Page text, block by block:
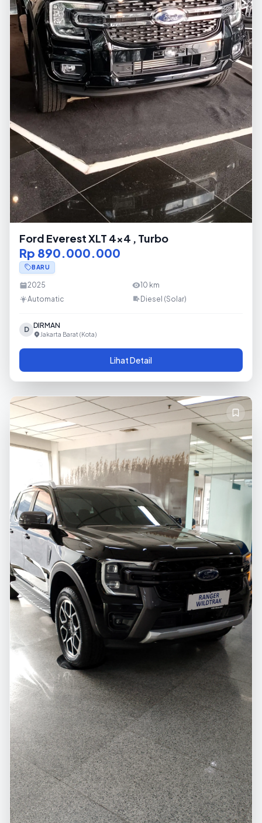
Ford Everest XLT 4x4 , Turbo
Rp 890.000.000
BARU
2025 10 km
Automatic
Diesel (Solar)
D DIRMAN
Jakarta Barat (Kota)
Lihat Detail